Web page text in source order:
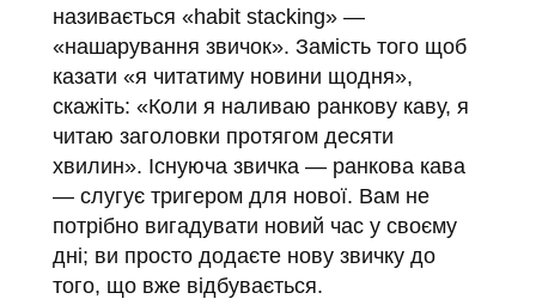
називається «habit stacking» —
«нашарування звичок». Замість того щоб
казати «я читатиму новини щодня»,
скажіть: «Коли я наливаю ранкову каву, я
читаю заголовки протягом десяти
хвилин». Існуюча звичка — ранкова кава
— слугує тригером для нової. Вам не
потрібно вигадувати новий час у своєму
дні; ви просто додаєте нову звичку до
того, що вже відбувається.